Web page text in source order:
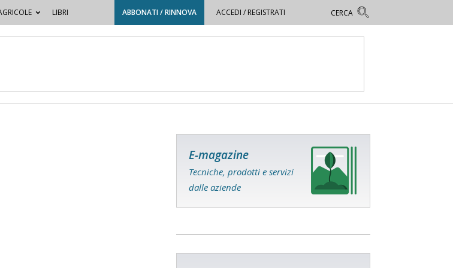
LIBRI ABBONATI / RINNOVA ACCEDI / REGISTRATI
E-magazine
Tecniche, prodotti e servizi
dalle aziende